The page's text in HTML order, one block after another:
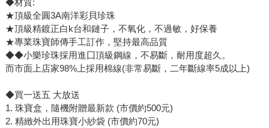
★頂級全圓3A南洋彩貝珍珠
★頂級精鍍正白k台和鏈子，不氧化，不過敏，好保養
★專業珠寶師傳手工訂作，堅持最高品質
◆◆小樂珍珠採用進囗頂級鋼線，不易斷，耐用度超久。
而市面上店家98%上採用棉線(非常易斷，二年斷線率5成以上)
◆買一送五 大放送
1. 珠寶盒，隨機附贈最新款 (市價約500元)
2. 精緻外出用珠寶小紗袋 (市價約70元)